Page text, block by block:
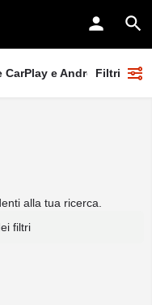
e Android Auto)
Filtri
alla tua ricerca.
filtri